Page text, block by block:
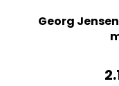
Georg